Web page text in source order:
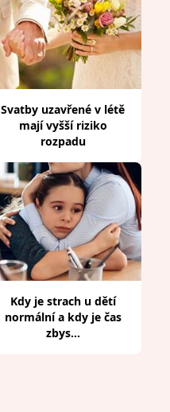
Svatby uzavřené v létě
mají vyšší riziko
rozpadu
Kdy je strach u dětí
normální a kdy je čas
zbys...